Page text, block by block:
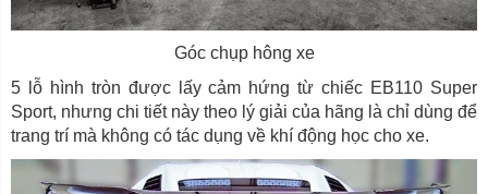
Góc chụp hông xe
5 lỗ hình tròn được lấy cảm hứng từ chiếc EB110 Super
Sport, nhưng chi tiết này theo lý giải của hãng là chỉ dùng để
trang trí mà không có tác dụng về khí động học cho xe.